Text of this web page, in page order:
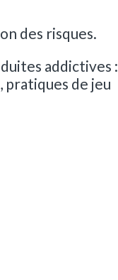
des risques.
addictives :
pratiques de jeu